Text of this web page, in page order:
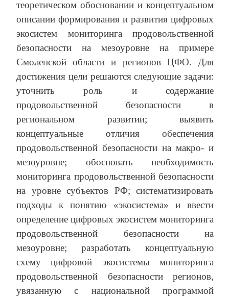
теоретическом обосновании и концептуальном
описании формирования и развития цифровых
экосистем мониторинга продовольственной
безопасности на мезоуровне на примере
Смоленской области и регионов ЦФО. Для
достижения цели решаются следующие задачи:
уточнить роль и содержание
продовольственной безопасности в
региональном развитии; выявить
концептуальные отличия обеспечения
продовольственной безопасности на макро‑ и
мезоуровне; обосновать необходимость
мониторинга продовольственной безопасности
на уровне субъектов РФ; систематизировать
подходы к понятию «экосистема» и ввести
определение цифровых экосистем мониторинга
продовольственной безопасности на
мезоуровне; разработать концептуальную
схему цифровой экосистемы мониторинга
продовольственной безопасности регионов,
увязанную с национальной программой